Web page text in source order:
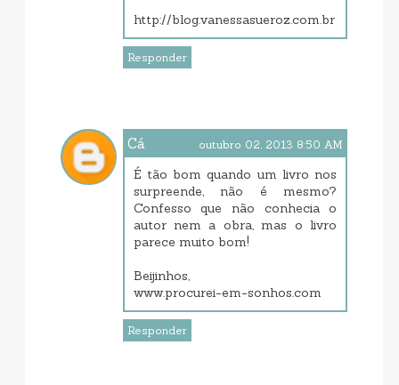
http://blog.vanessasueroz.com.br
Responder
Cá outubro 02, 2013 8:50 AM
É tão bom quando um livro nos
surpreende, não é mesmo?
Confesso que não conhecia o
autor nem a obra, mas o livro
parece muito bom!
Beijinhos,
www.procurei-em-sonhos.com
Responder